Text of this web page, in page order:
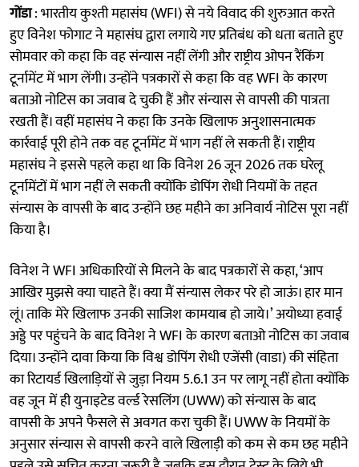
गोंडा: भारतीय कुश्ती महासंघ (WFI) से नये विवाद की शुरुआत करते
हुए विनेश फोगाट ने महासंघ द्वारा लगाये गए प्रतिबंध को धता बताते हुए
सोमवार को कहा कि वह संन्यास नहीं लेंगी और राष्ट्रीय ओपन रैंकिंग
टूर्नामेंट में भाग लेंगी। उन्होंने पत्रकारों से कहा कि वह WFI के कारण
बताओ नोटिस का जवाब दे चुकी हैं और संन्यास से वापसी की पात्रता
रखती हैं। वहीं महासंघ ने कहा कि उनके खिलाफ अनुशासनात्मक
कार्रवाई पूरी होने तक वह टूर्नामेंट में भाग नहीं ले सकती हैं। राष्ट्रीय
महासंघ ने इससे पहले कहा था कि विनेश 26 जून 2026 तक घरेलू
टूर्नामेंटों में भाग नहीं ले सकती क्योंकि डोपिंग रोधी नियमों के तहत
संन्यास के वापसी के बाद उन्होंने छह महीने का अनिवार्य नोटिस पूरा नहीं
किया है।
विनेश ने WFI अधिकारियों से मिलने के बाद पत्रकारों से कहा, ‘आप
आखिर मुझसे क्या चाहते हैं। क्या मैं संन्यास लेकर परे हो जाऊं। हार मान
लूं। ताकि मेरे खिलाफ उनकी साजिश कामयाब हो जाये।’ अयोध्या हवाई
अड्डे पर पहुंचने के बाद विनेश ने WFI के कारण बताओ नोटिस का जवाब
दिया। उन्होंने दावा किया कि विश्व डोपिंग रोधी एजेंसी (वाडा) की संहिता
का रिटायर्ड खिलाड़ियों से जुड़ा नियम 5.6.1 उन पर लागू नहीं होता क्योंकि
वह जून में ही युनाइटेड वर्ल्ड रेसलिंग (UWW) को संन्यास के बाद
वापसी के अपने फैसले से अवगत करा चुकी हैं। UWW के नियमों के
अनुसार संन्यास से वापसी करने वाले खिलाड़ी को कम से कम छह महीने